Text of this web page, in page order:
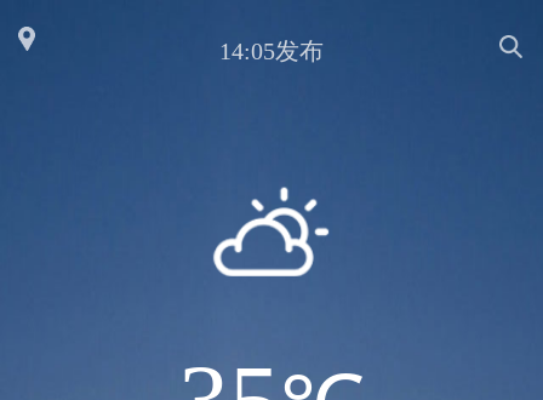
14:05发布